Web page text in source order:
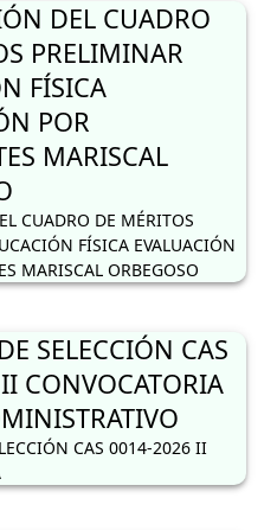
DEL CUADRO
PRELIMINAR
FÍSICA
POR
MARISCAL
CUADRO DE MÉRITOS
FÍSICA EVALUACIÓN
MARISCAL ORBEGOSO
SELECCIÓN CAS
CONVOCATORIA
CAS 0014-2026 II